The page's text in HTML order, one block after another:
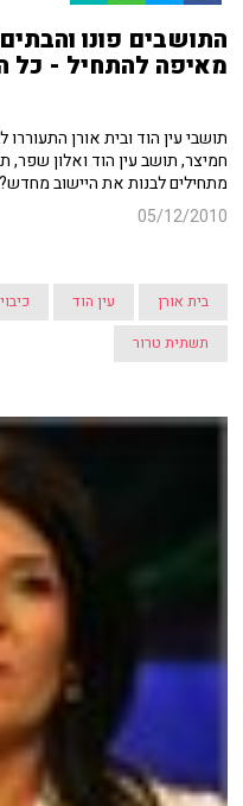
התושבים פונו
מאיפה להתחיל -
תושבי עין הוד ובית אורן
חמיצר, תושב עין הוד ואלון שפר,
מתחילים לבנות את היישוב מחדש?
05/12/2010
בית אורן עין הוד
תשתית טרור